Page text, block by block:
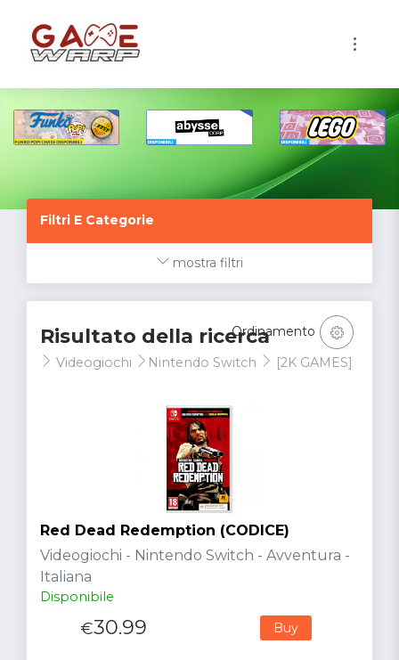
Filtri E Categorie
mostra filtri
Risultato della ricerca
Videogiochi Nintendo Switch [2K GAMES]
Ordinamento
Red Dead Redemption (CODICE)
Videogiochi - Nintendo Switch - Avventura -
Italiana
Disponibile
€30.99 Buy